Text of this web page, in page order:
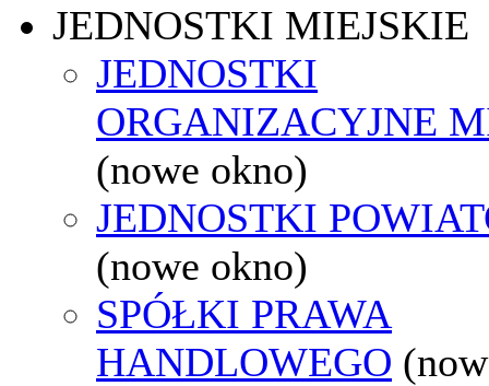
JEDNOSTKI MIEJSKIE
JEDNOSTKI
ORGANIZACYJNE
(nowe okno)
JEDNOSTKI
(nowe okno)
SPÓŁKI PRAWA
HANDLOWEGO